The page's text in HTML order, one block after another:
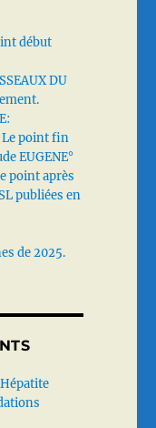
début
DU
Le point fin
EUGENE°
point après
publiées en
de 2025.
Hépatite